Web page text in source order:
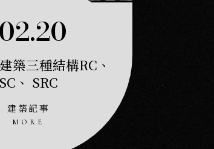
築三種結構RC、
SC、 SRC
建築記事